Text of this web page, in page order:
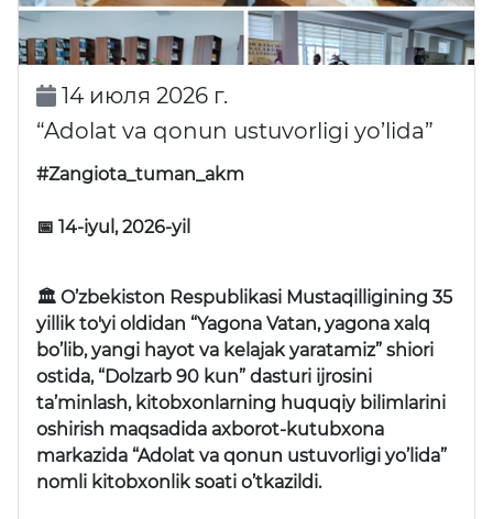
14 июля 2026 г.
“Adolat va qonun ustuvorligi yo’lida”
#Zangiota_tuman_akm
📅 14-iyul, 2026-yil
🏛 O’zbekiston Respublikasi Mustaqilligining 35
yillik to'yi oldidan “Yagona Vatan, yagona xalq
bo’lib, yangi hayot va kelajak yaratamiz” shiori
ostida, “Dolzarb 90 kun” dasturi ijrosini
ta’minlash, kitobxonlarning huquqiy bilimlarini
oshirish maqsadida axborot-kutubxona
markazida “Adolat va qonun ustuvorligi yo’lida”
nomli kitobxonlik soati o’tkazildi.